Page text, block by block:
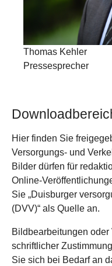
Thomas Kehler
Pressesprecher
Hier finden Sie
Versorgungs- und
Bilder dürfen für
Online-
Sie „Duisburger
(DVV)“ als Quelle an.
Bildbearbeitungen
schriftlicher
Sie sich bei Bedarf an